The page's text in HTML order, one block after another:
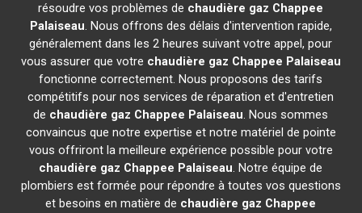
résoudre vos problèmes de chaudière gaz Chappee
Palaiseau. Nous offrons des délais d'intervention rapide,
généralement dans les 2 heures suivant votre appel, pour
vous assurer que votre chaudière gaz Chappee Palaiseau
fonctionne correctement. Nous proposons des tarifs
compétitifs pour nos services de réparation et d'entretien
de chaudière gaz Chappee Palaiseau. Nous sommes
convaincus que notre expertise et notre matériel de pointe
vous offriront la meilleure expérience possible pour votre
chaudière gaz Chappee Palaiseau. Notre équipe de
plombiers est formée pour répondre à toutes vos questions
et besoins en matière de chaudière gaz Chappee